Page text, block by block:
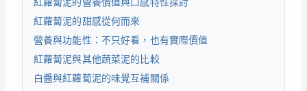
紅蘿蔔泥的營養價值與口感特性探討
紅蘿蔔泥的甜感從何而來
營養與功能性：不只好看，也有實際價值
紅蘿蔔泥與其他蔬菜泥的比較
白醬與紅蘿蔔泥的味覺互補關係